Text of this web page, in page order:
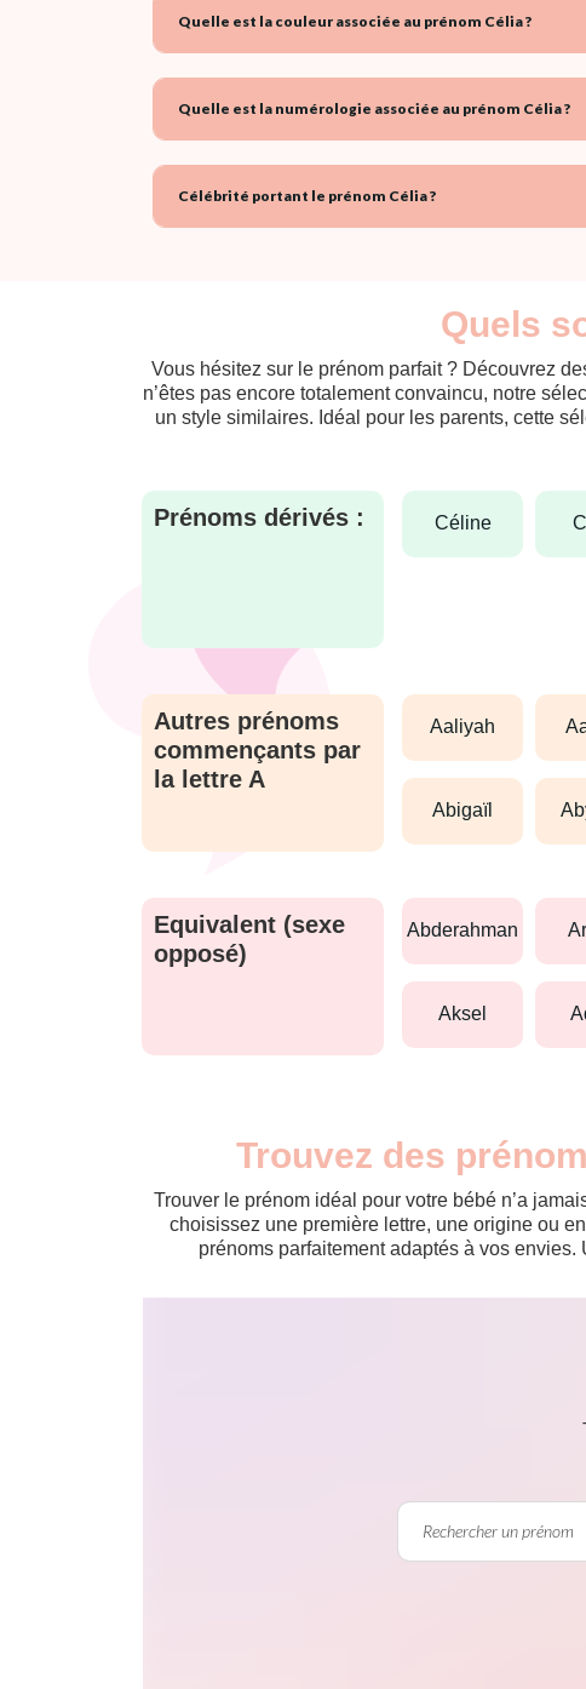
Quelle est la couleur associée au prénom Célia ?
Quelle est la numérologie associée au prénom Célia ?
Célébrité portant le prénom Célia ?
Quels
Vous hésitez sur le prénom parfait ? Découvrez
n’êtes pas encore totalement convaincu, notre
un style similaires. Idéal pour les parents, cette
Prénoms dérivés : céline
Autres prénoms
commençants par
la lettre A
aaliyah
abigaïl
Equivalent (sexe
opposé)
abderahman
aksel
Trouvez des
Trouver le prénom idéal pour votre bébé n’a
choisissez une première lettre, une origine ou
prénoms parfaitement adaptés à vos